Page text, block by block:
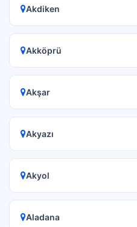
Akdiken
Akköprü
Akşar
Akyazı
Akyol
Aladana